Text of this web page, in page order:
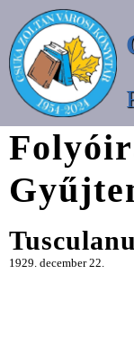
1929. december 22.